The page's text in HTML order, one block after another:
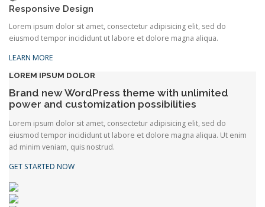
Responsive Design
Lorem ipsum dolor sit amet, consectetur adipisicing elit, sed do
eiusmod tempor incididunt ut labore et dolore magna aliqua.
LEARN MORE
LOREM IPSUM DOLOR
Brand new WordPress theme with unlimited
power and customization possibilities
Lorem ipsum dolor sit amet, consectetur adipisicing elit, sed do
eiusmod tempor incididunt ut labore et dolore magna aliqua. Ut enim
ad minim veniam, quis nostrud.
GET STARTED NOW